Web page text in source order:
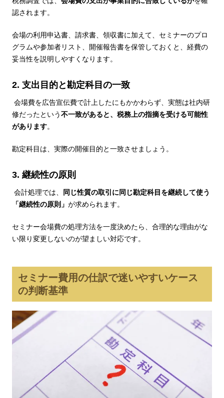
認されます。
会場の利用申込書、請求書、領収書に加えて、セミナーのプロ
グラムや参加者リスト、開催報告書を保管しておくと、経費の
妥当性を説明しやすくなります。
2. 支出目的と勘定科目の一致
会場費を広告宣伝費で計上したにもかかわらず、実態は社内研
修だったという不一致があると、税務上の指摘を受ける可能性
があります。
勘定科目は、実際の開催目的と一致させましょう。
3. 継続性の原則
会計処理では、 同じ性質の取引に同じ勘定科目を継続して使う
「継続性の原則」 が求められます。
セミナー会場費の処理方法を一度決めたら、合理的な理由がな
い限り変更しないのが望ましい対応です。
セミナー費用の仕訳で迷いやすいケース
の判断基準